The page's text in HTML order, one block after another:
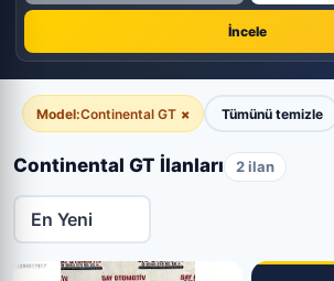
İncele
Model:Continental GT × Tümünü temizle
Continental GT İlanları 2 ilan